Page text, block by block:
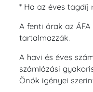
* Ha az éves tagdíj
A fenti árak az
tartalmazzák.
A havi és éves
számlázási
Önök igényei